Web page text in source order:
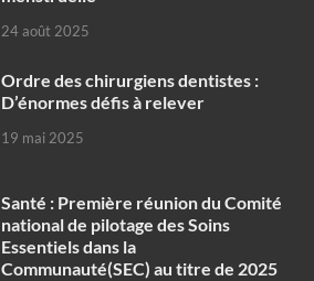
24 août 2025
Ordre des chirurgiens dentistes :
D’énormes défis à relever
19 mai 2025
Santé : Première réunion du Comité
national de pilotage des Soins
Essentiels dans la
Communauté(SEC) au titre de 2025